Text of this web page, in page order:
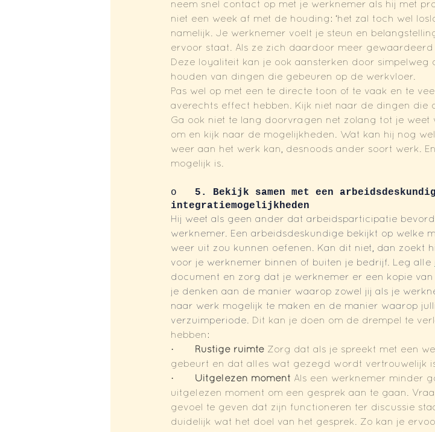
neem snel contact op met je werknemer als hij met
niet een week af met de houding: ‘het zal toch wel
namelijk. Je werknemer voelt je steun en
ervoor staat. Als ze zich daardoor meer
Deze loyaliteit kan je ook aansterken door simpelweg
houden van dingen die gebeuren op de werkvloer.
Pas wel op met een te directe toon of te vaak en te
averechts effect hebben. Kijk niet naar de dingen die
Ga ook niet te lang doorvragen net zolang tot je weet
om en kijk naar de mogelijkheden. Wat kan hij nog
weer aan het werk kan, desnoods ander soort werk.
mogelijk is.
o 5. Bekijk samen met een
integratiemogelijkheden
Hij weet als geen ander dat arbeidsparticipatie
werknemer. Een arbeidsdeskundige bekijkt op welke
weer uit zou kunnen oefenen. Kan dit niet, dan zoekt
voor je werknemer binnen of buiten je bedrijf. Leg alle
document en zorg dat je werknemer er een kopie
je denken aan de manier waarop zowel jij als je
naar werk mogelijk te maken en de manier waarop
verzuimperiode. Dit kan je doen om de drempel te
hebben:
·
Rustige ruimte Zorg dat als je spreekt met een
gebeurt en dat alles wat gezegd wordt vertrouwelijk
· Uitgelezen moment Als een werknemer minder
uitgelezen moment om een gesprek aan te gaan.
gevoel te geven dat zijn functioneren ter discussie
duidelijk wat het doel van het gesprek. Zo kan je